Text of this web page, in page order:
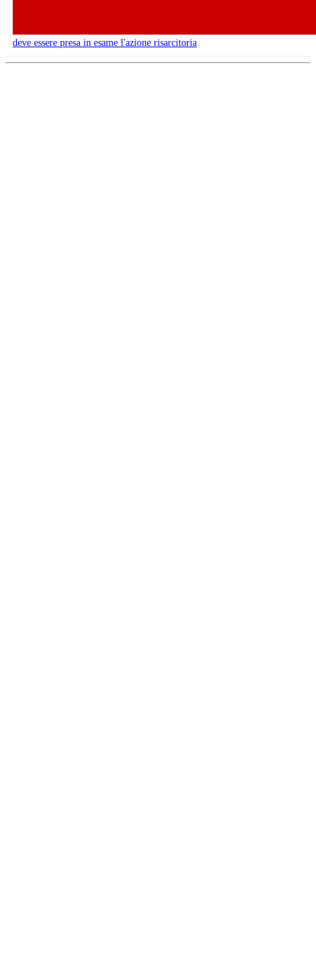
deve essere presa in esame l'azione risarcitoria